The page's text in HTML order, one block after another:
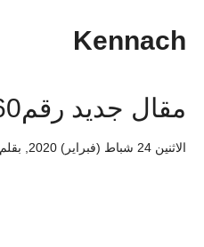
Kennach
مقال جديد رقم60
الاثنين 24 شباط (فبراير) 2020 بقلم